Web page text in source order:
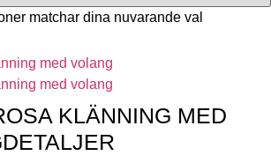
matchar dina nuvarande val
KLÄNNING MED